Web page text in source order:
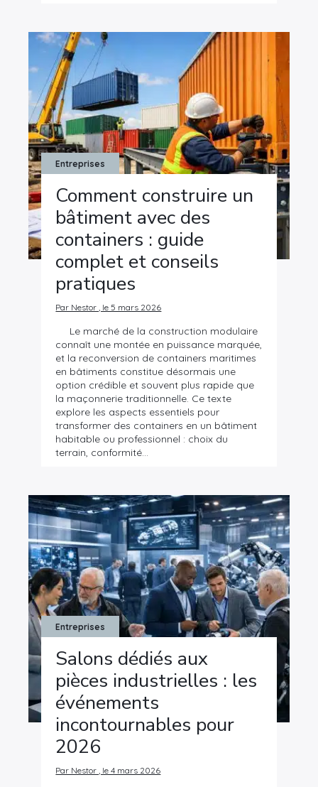
Entreprises
Comment construire un
bâtiment avec des
containers : guide
complet et conseils
pratiques
Par Nestor , le 5 mars 2026
Le marché de la construction modulaire
connaît une montée en puissance marquée,
et la reconversion de containers maritimes
en bâtiments constitue désormais une
option crédible et souvent plus rapide que
la maçonnerie traditionnelle. Ce texte
explore les aspects essentiels pour
transformer des containers en un bâtiment
habitable ou professionnel : choix du
terrain, conformité…
Entreprises
Salons dédiés aux
pièces industrielles : les
événements
incontournables pour
2026
Par Nestor , le 4 mars 2026
: